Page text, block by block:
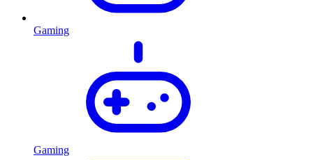
Gaming
Gaming